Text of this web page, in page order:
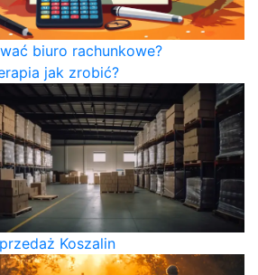
biuro rachunkowe?
jak zrobić?
Koszalin